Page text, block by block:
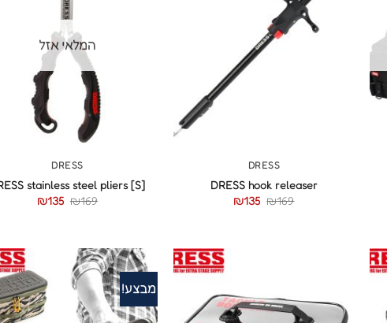
DRESS
DRESS hook releaser
₪169
₪135
המלאי אזל
DRESS
stainless steel pliers [S]
₪169
₪135
מבצע!